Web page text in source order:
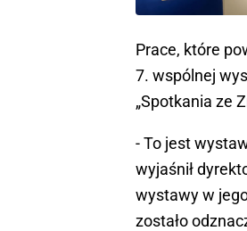
Prace, które
7. wspólnej
„Spotkania ze
- To jest
wyjaśnił
wystawy w
zostało